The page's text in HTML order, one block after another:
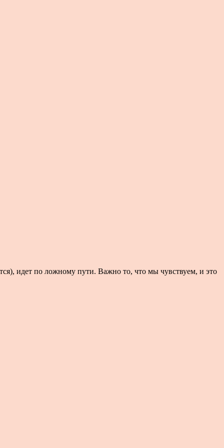
идет по ложному пути. Важно то, что мы чувствуем, и это